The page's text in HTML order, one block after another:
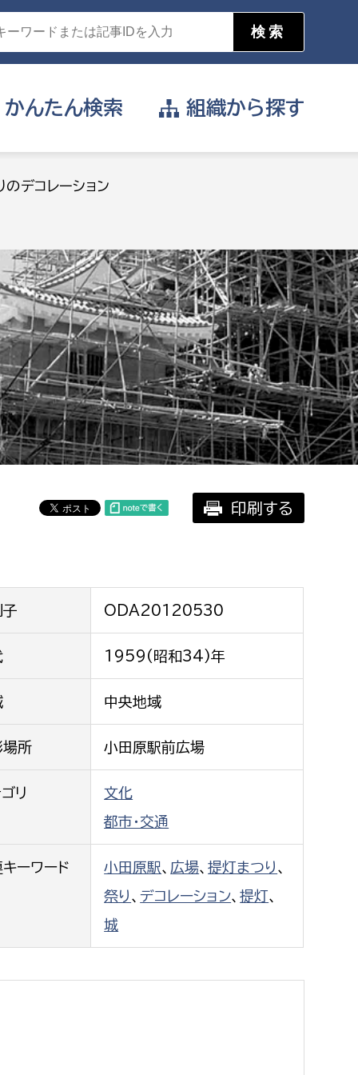
消防
かんたん検索
目的を選択
届け出や申請をしたい
証明書がほしい
相談をしたい
支払いをしたい
働きたい
遊びたい
イベント・講座などに参加したい
まちづくりに関わりたい
組織から探す
事業課
環境政策課
都市部
都市計画課
地域交通課
建築指導課
開発審査課
消防総務課
予防課
デコレーション
印刷する
子 ODA20120530
1959(昭和34)年
中央地域
場所 小田原駅前広場
リ
文化
都市・交通
ーワード 小田原駅、 広場、提灯まつり 、
祭り 、デコレーション、提灯、
城